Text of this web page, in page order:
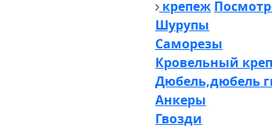
крепеж
Шурупы
Саморезы
Кровельный
Дюбель,дюбель
Анкеры
Гвозди